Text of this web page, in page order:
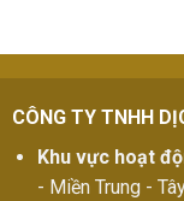
CÔNG TY TNHH
Khu vực hoạt
- Miền Trung -